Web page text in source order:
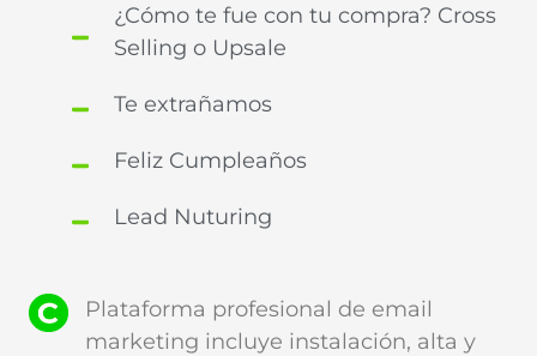
¿Cómo te fue con tu compra? Cross
Selling o Upsale
Te extrañamos
Feliz Cumpleaños
Lead Nuturing
Plataforma profesional de email
marketing incluye instalación, alta y